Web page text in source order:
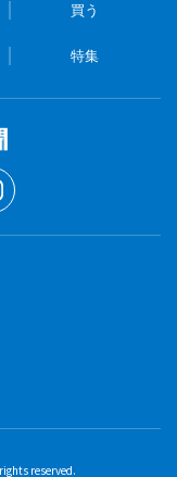
買う
特集
rights reserved.